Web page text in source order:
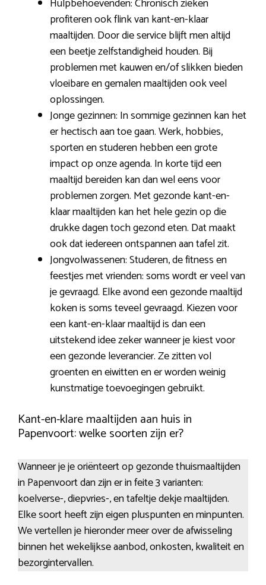
profiteren ook flink van kant-en-klaar
maaltijden. Door die service blijft men altijd
een beetje zelfstandigheid houden. Bij
problemen met kauwen en/of slikken bieden
vloeibare en gemalen maaltijden ook veel
oplossingen.
Jonge gezinnen: In sommige gezinnen kan het
er hectisch aan toe gaan. Werk, hobbies,
sporten en studeren hebben een grote
impact op onze agenda. In korte tijd een
maaltijd bereiden kan dan wel eens voor
problemen zorgen. Met gezonde kant-en-
klaar maaltijden kan het hele gezin op die
drukke dagen toch gezond eten. Dat maakt
ook dat iedereen ontspannen aan tafel zit.
Jongvolwassenen: Studeren, de fitness en
feestjes met vrienden: soms wordt er veel van
je gevraagd. Elke avond een gezonde maaltijd
koken is soms teveel gevraagd. Kiezen voor
een kant-en-klaar maaltijd is dan een
uitstekend idee zeker wanneer je kiest voor
een gezonde leverancier. Ze zitten vol
groenten en eiwitten en er worden weinig
kunstmatige toevoegingen gebruikt.
Kant-en-klare maaltijden aan huis in
Papenvoort: welke soorten zijn er?
Wanneer je je oriënteert op gezonde thuismaaltijden
in Papenvoort dan zijn er in feite 3 varianten:
koelverse-, diepvries-, en tafeltje dekje maaltijden.
Elke soort heeft zijn eigen pluspunten en minpunten.
We vertellen je hieronder meer over de afwisseling
binnen het wekelijkse aanbod, onkosten, kwaliteit en
bezorgintervallen.